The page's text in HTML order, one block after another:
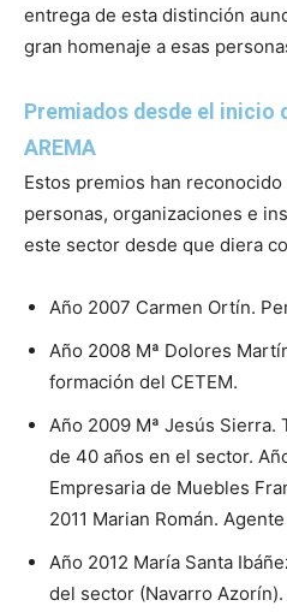
entrega de esta distinción
gran homenaje a esas
Premiados desde el inicio
AREMA
Estos premios han
personas, organizaciones e
este sector desde que diera
Año 2007 Carmen Ortín.
Año 2008 Mª Dolores
formación del CETEM.
Año 2009 Mª Jesús Sierra.
de 40 años en el sector.
Empresaria de Muebles
2011 Marian Román.
Año 2012 María Santa
del sector (Navarro